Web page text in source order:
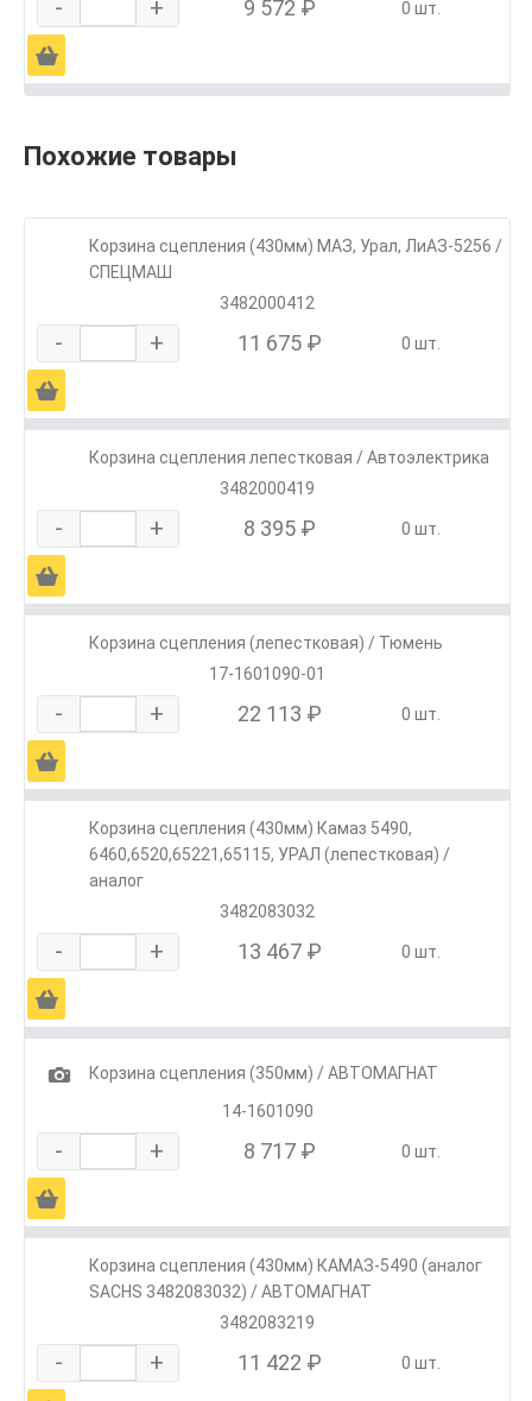
- + 9 572 ₽ 0 шт.
Ä
Похожие товары
Корзина сцепления (430мм) МАЗ, Урал, ЛиАЗ-5256 /
СПЕЦМАШ
3482000412
- + 11 675 ₽ 0 шт.
Ä
Корзина сцепления лепестковая / Автоэлектрика
3482000419
- + 8 395 ₽ 0 шт.
Ä
Корзина сцепления (лепестковая) / Тюмень
17-1601090-01
- + 22 113 ₽ 0 шт.
Ä
Корзина сцепления (430мм) Камаз 5490,
6460,6520,65221,65115, УРАЛ (лепестковая) /
аналог
3482083032
- + 13 467 ₽ 0 шт.
Ä
1
Корзина сцепления (350мм) / АВТОМАГНАТ
14-1601090
- + 8 717 ₽ 0 шт.
Ä
Корзина сцепления (430мм) КАМАЗ-5490 (аналог
SACHS 3482083032) / АВТОМАГНАТ
3482083219
- + 11 422 ₽ 0 шт.